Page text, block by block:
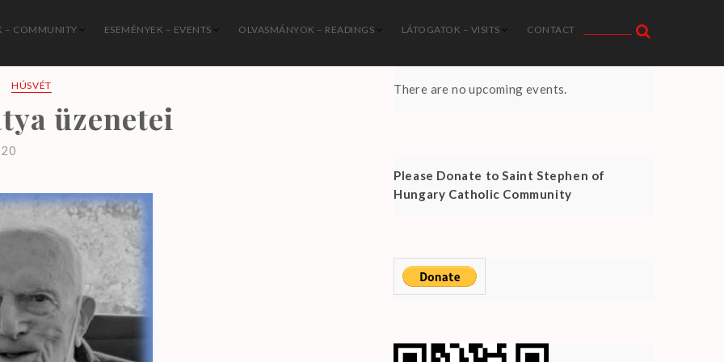
Katolikus Közösség
– COMMUNITY ESEMÉNYEK – EVENTS OLVASMÁNYOK – READINGS LÁTOGATOK – VISITS CONTACT
HÚSVÉT
üzenetei
There are no upcoming events.
Please Donate to Saint Stephen of
Hungary Catholic Community